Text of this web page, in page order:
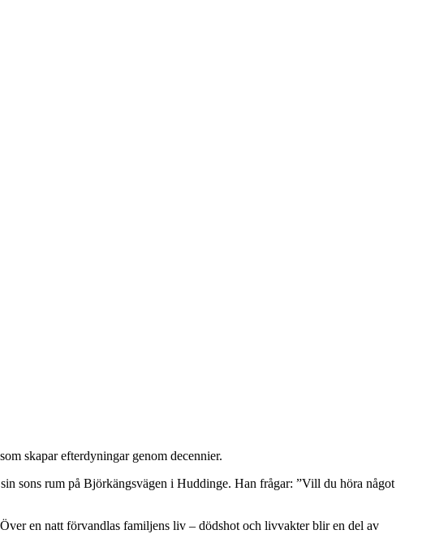
skapar efterdyningar genom decennier.
sons rum på Björkängsvägen i Huddinge. Han frågar: ”Vill du höra något
en natt förvandlas familjens liv – dödshot och livvakter blir en del av